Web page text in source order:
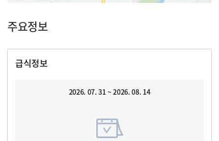
주요정보
급식정보
2026. 07. 31 ~ 2026. 08. 14